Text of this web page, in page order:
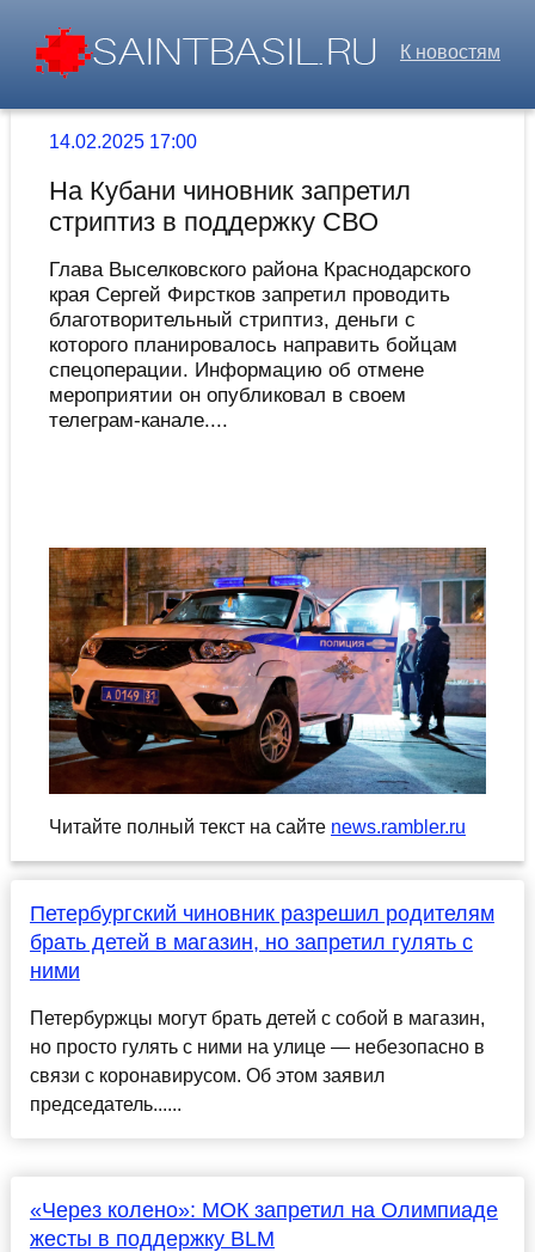
К новостям
14.02.2025 17:00
На Кубани чиновник запретил
стриптиз в поддержку СВО
Глава Выселковского района Краснодарского
края Сергей Фирстков запретил проводить
благотворительный стриптиз, деньги с
которого планировалось направить бойцам
спецоперации. Информацию об отмене
мероприятии он опубликовал в своем
телеграм-канале....
Читайте полный текст на сайте news.rambler.ru
Петербургский чиновник разрешил родителям
брать детей в магазин, но запретил гулять с
ними
Петербуржцы могут брать детей с собой в магазин,
но просто гулять с ними на улице — небезопасно в
связи с коронавирусом. Об этом заявил
председатель......
«Через колено»: МОК запретил на Олимпиаде
жесты в поддержку BLM